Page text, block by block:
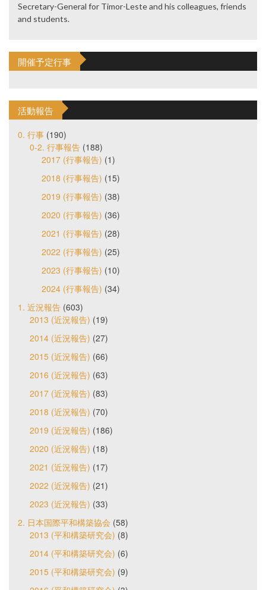
Secretary-General for Timor-Leste and his colleagues, friends
and students.
開催予定行事
活動報告
0. 行事 (190)
0-2. 行事報告 (188)
2017 (行事報告) (1)
2018 (行事報告) (15)
2019 (行事報告) (38)
2020 (行事報告) (36)
2021 (行事報告) (28)
2022 (行事報告) (25)
2023 (行事報告) (10)
2024 (行事報告) (34)
1. 近況報告 (603)
2013 (近況報告) (19)
2014 (近況報告) (27)
2015 (近況報告) (66)
2016 (近況報告) (63)
2017 (近況報告) (83)
2018 (近況報告) (70)
2019 (近況報告) (186)
2020 (近況報告) (18)
2021 (近況報告) (17)
2022 (近況報告) (21)
2023 (近況報告) (33)
2. 日本国際平和構築協会 (58)
2013 (平和構築研究会) (8)
2014 (平和構築研究会) (6)
2015 (平和構築研究会) (9)